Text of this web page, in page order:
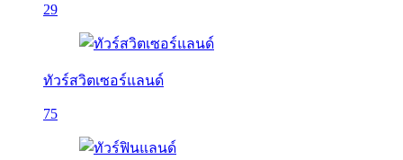
29
ทัวร์สวิตเซอร์แลนด์
75